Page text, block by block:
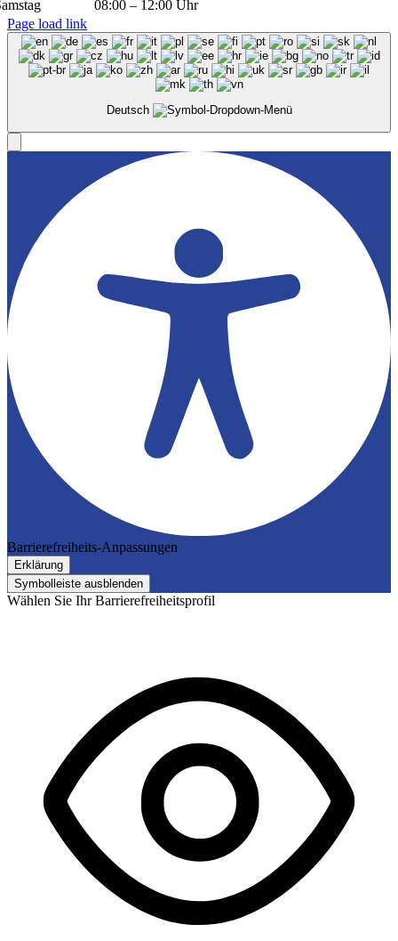
08:00 – 12:00 Uhr
Page load link
Deutsch
Barrierefreiheits-Anpassungen
Erklärung
Symbolleiste ausblenden
Wählen Sie Ihr Barrierefreiheitsprofil